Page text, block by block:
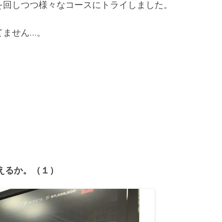
しつつ様々なコースにトライしました。
せん…。
か。（１）